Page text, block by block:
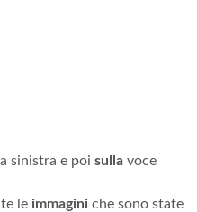
sinistra e poi sulla voce
le immagini che sono state